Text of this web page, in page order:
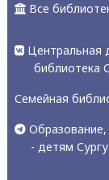
Все
Центральная
библиотека
Семейная
Образование,
- детям